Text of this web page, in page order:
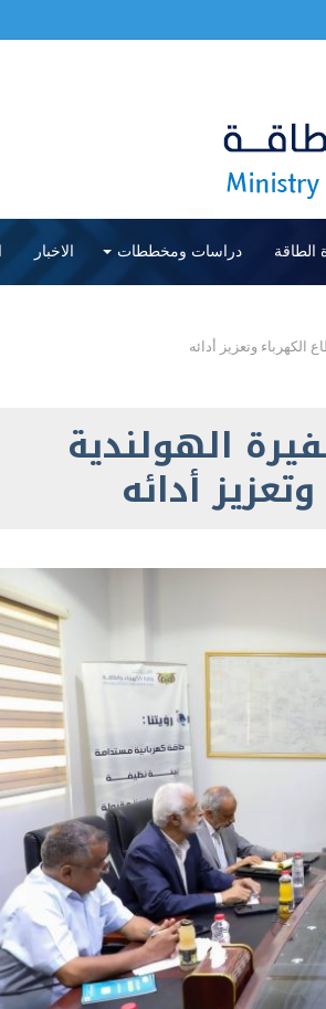
الطاقة دراسات ومخططات الاخبار
وتعزيز أدائه
الهولندية
أدائه